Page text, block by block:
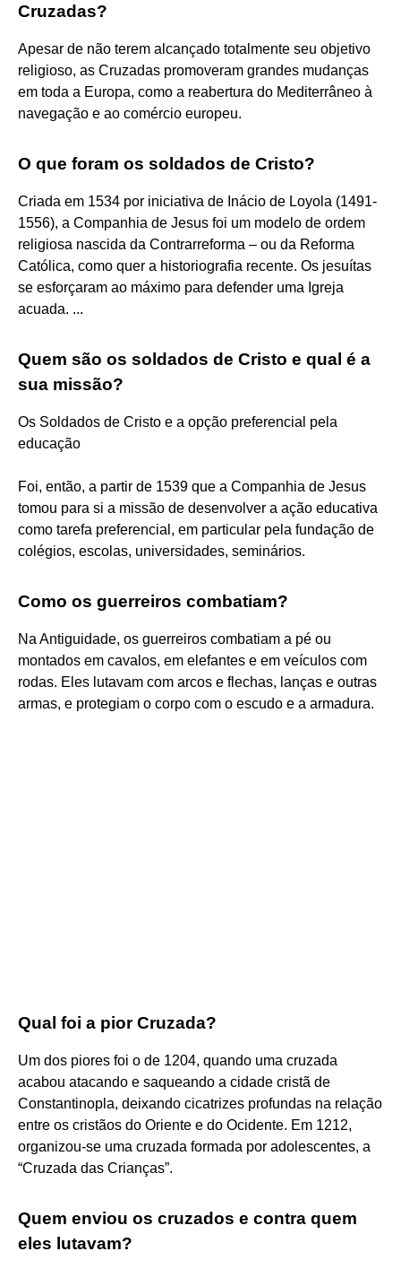
Cruzadas?
Apesar de não terem alcançado totalmente seu objetivo
religioso, as Cruzadas promoveram grandes mudanças
em toda a Europa, como a reabertura do Mediterrâneo à
navegação e ao comércio europeu.
O que foram os soldados de Cristo?
Criada em 1534 por iniciativa de Inácio de Loyola (1491-
1556), a Companhia de Jesus foi um modelo de ordem
religiosa nascida da Contrarreforma – ou da Reforma
Católica, como quer a historiografia recente. Os jesuítas
se esforçaram ao máximo para defender uma Igreja
acuada. ...
Quem são os soldados de Cristo e qual é a
sua missão?
Os Soldados de Cristo e a opção preferencial pela
educação
Foi, então, a partir de 1539 que a Companhia de Jesus
tomou para si a missão de desenvolver a ação educativa
como tarefa preferencial, em particular pela fundação de
colégios, escolas, universidades, seminários.
Como os guerreiros combatiam?
Na Antiguidade, os guerreiros combatiam a pé ou
montados em cavalos, em elefantes e em veículos com
rodas. Eles lutavam com arcos e flechas, lanças e outras
armas, e protegiam o corpo com o escudo e a armadura.
Qual foi a pior Cruzada?
Um dos piores foi o de 1204, quando uma cruzada
acabou atacando e saqueando a cidade cristã de
Constantinopla, deixando cicatrizes profundas na relação
entre os cristãos do Oriente e do Ocidente. Em 1212,
organizou-se uma cruzada formada por adolescentes, a
“Cruzada das Crianças”.
Quem enviou os cruzados e contra quem
eles lutavam?